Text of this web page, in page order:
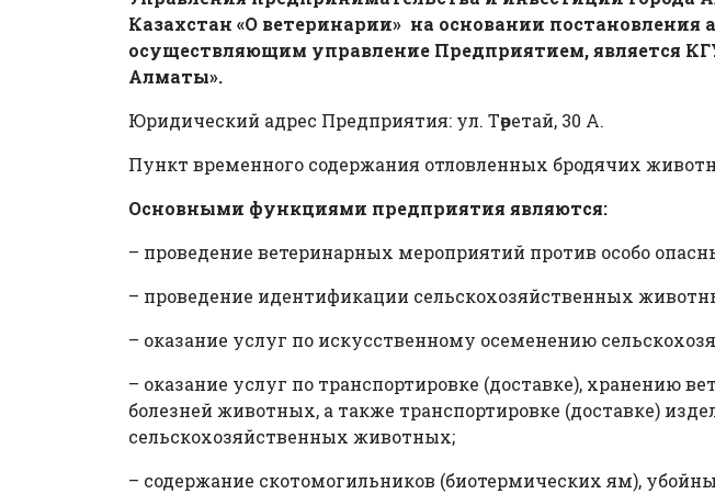
Казахстан «О ветеринарии» на основании
осуществляющим управление Предприятием, является
Алматы».
Юридический адрес Предприятия: ул. Төретай, 30 А.
Пункт временного содержания отловленных бродячих
Основными функциями предприятия являются:
– проведение ветеринарных мероприятий против особо
– проведение идентификации сельскохозяйственных
– оказание услуг по искусственному осеменению
– оказание услуг по транспортировке (доставке), хранению
болезней животных, а также транспортировке (доставке)
сельскохозяйственных животных;
– содержание скотомогильников (биотермических ям),